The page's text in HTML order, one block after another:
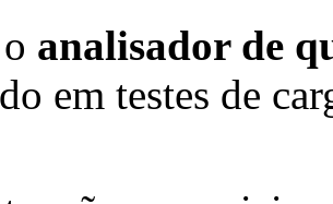
analisador de
em testes de